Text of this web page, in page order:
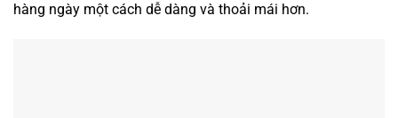
hàng ngày một cách dễ dàng và thoải mái hơn.